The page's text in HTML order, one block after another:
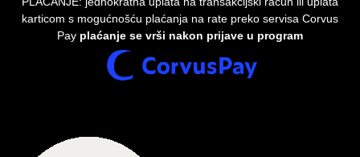
karticom s mogućnošću plaćanja na rate preko servisa Corvus
Pay plaćanje se vrši nakon prijave u program